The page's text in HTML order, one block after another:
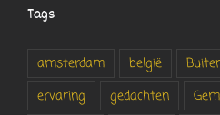
Tags
amsterdam belgië
ervaring
gedachten